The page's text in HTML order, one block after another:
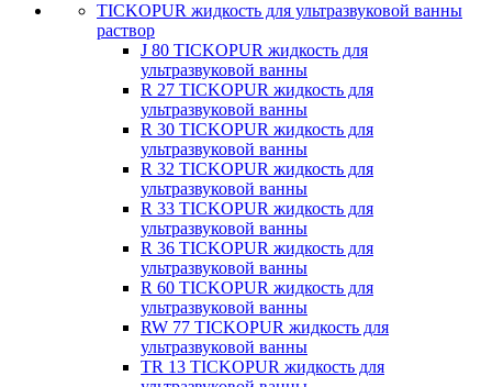
TICKOPUR жидкость для ультразвуковой ванны
раствор
J 80 TICKOPUR жидкость для
ультразвуковой ванны
R 27 TICKOPUR жидкость для
ультразвуковой ванны
R 30 TICKOPUR жидкость для
ультразвуковой ванны
R 32 TICKOPUR жидкость для
ультразвуковой ванны
R 33 TICKOPUR жидкость для
ультразвуковой ванны
R 36 TICKOPUR жидкость для
ультразвуковой ванны
R 60 TICKOPUR жидкость для
ультразвуковой ванны
RW 77 TICKOPUR жидкость для
ультразвуковой ванны
TR 13 TICKOPUR жидкость для